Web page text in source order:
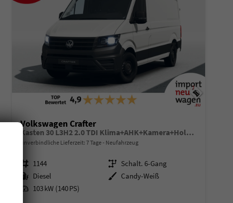
Volkswagen Crafter
Kasten 30 L3H2 2.0 TDI Klima+AHK+Kamera+Holzboden!
unverbindliche Lieferzeit: 7 Tage Neufahrzeug
Fahrzeugnr. 1144 Getriebe Schalt. 6-Gang
Kraftstoff Diesel Außenfarbe Candy-Weiß
Leistung 103 kW (140 PS)